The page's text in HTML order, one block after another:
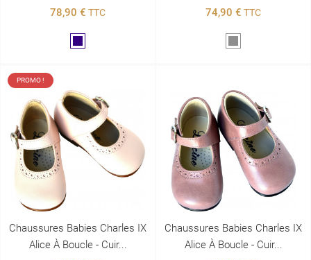
78,90 € TTC
74,90 € TTC
PROMO !
Chaussures Babies Charles IX
Alice À Boucle - Cuir...
Chaussures Babies Charles IX
Alice À Boucle - Cuir...